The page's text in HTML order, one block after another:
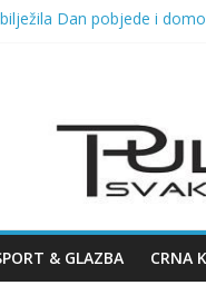
Dan pobjede i
& GLAZBA CRNA